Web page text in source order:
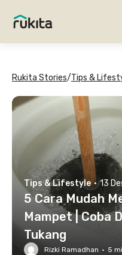
Rukita Stories/Tips &
Tips & Lifestyle · 13
5 Cara Mudah
Mampet | Coba
Tukang
Rizki Ramadhan · 5